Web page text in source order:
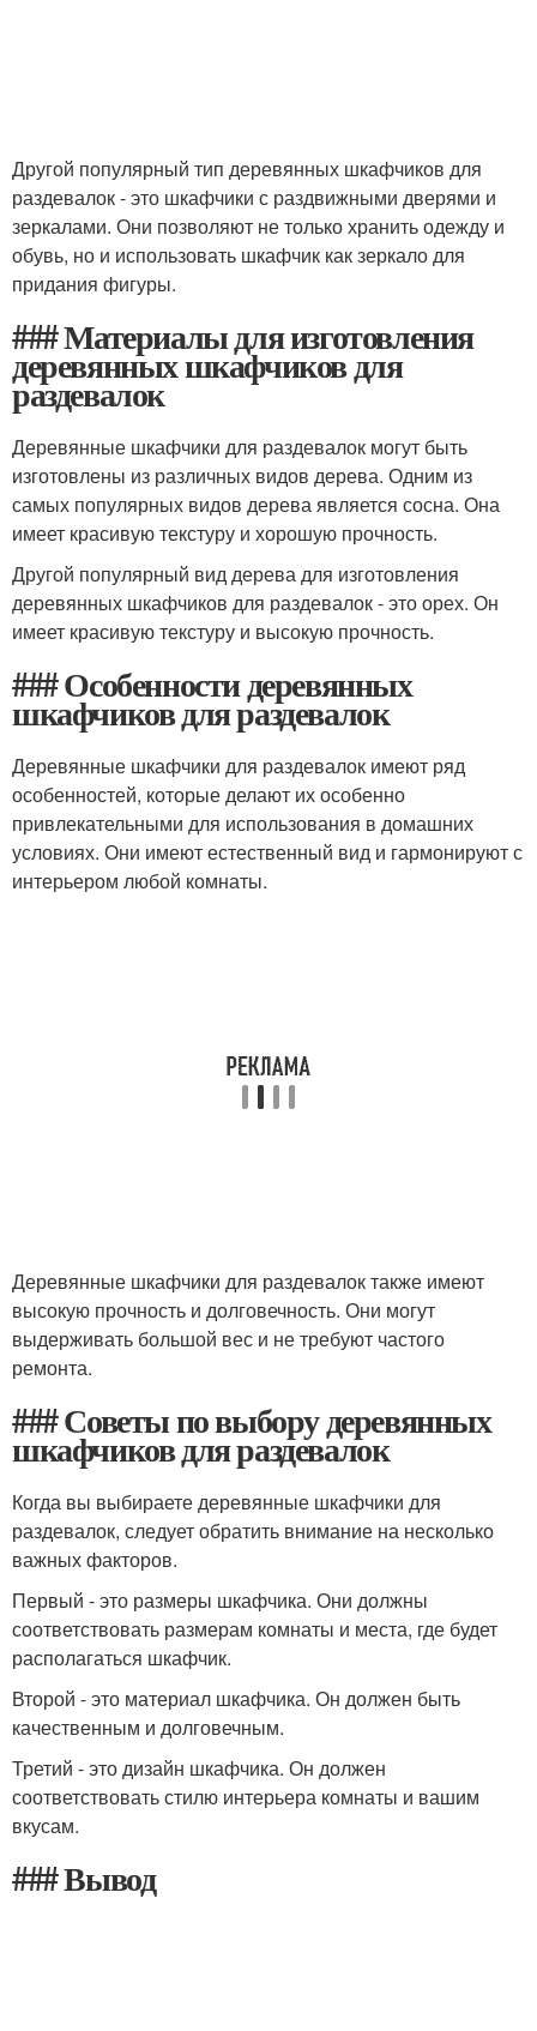
Другой популярный тип деревянных шкафчиков для
раздевалок - это шкафчики с раздвижными дверями и
зеркалами. Они позволяют не только хранить одежду и
обувь, но и использовать шкафчик как зеркало для
придания фигуры.
### Материалы для изготовления
деревянных шкафчиков для
раздевалок
Деревянные шкафчики для раздевалок могут быть
изготовлены из различных видов дерева. Одним из
самых популярных видов дерева является сосна. Она
имеет красивую текстуру и хорошую прочность.
Другой популярный вид дерева для изготовления
деревянных шкафчиков для раздевалок - это орех. Он
имеет красивую текстуру и высокую прочность.
### Особенности деревянных
шкафчиков для раздевалок
Деревянные шкафчики для раздевалок имеют ряд
особенностей, которые делают их особенно
привлекательными для использования в домашних
условиях. Они имеют естественный вид и гармонируют с
интерьером любой комнаты.
Деревянные шкафчики для раздевалок также имеют
высокую прочность и долговечность. Они могут
выдерживать большой вес и не требуют частого
ремонта.
### Советы по выбору деревянных
шкафчиков для раздевалок
Когда вы выбираете деревянные шкафчики для
раздевалок, следует обратить внимание на несколько
важных факторов.
Первый - это размеры шкафчика. Они должны
соответствовать размерам комнаты и места, где будет
располагаться шкафчик.
Второй - это материал шкафчика. Он должен быть
качественным и долговечным.
Третий - это дизайн шкафчика. Он должен
соответствовать стилю интерьера комнаты и вашим
вкусам.
### Вывод